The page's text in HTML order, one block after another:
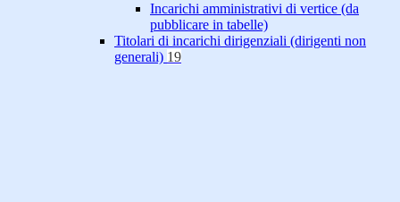
Incarichi amministrativi di vertice (da
pubblicare in tabelle)
Titolari di incarichi dirigenziali (dirigenti non
generali) 19